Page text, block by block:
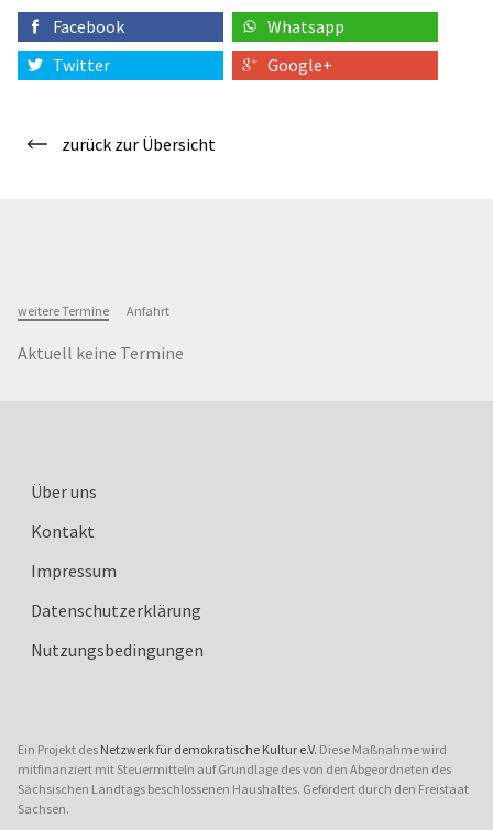
Facebook
Whatsapp
Twitter
Google+
zurück zur Übersicht
weitere Termine Anfahrt
Aktuell keine Termine
Über uns
Kontakt
Impressum
Datenschutzerklärung
Nutzungsbedingungen
Ein Projekt des Netzwerk für demokratische Kultur e.V. Diese Maßnahme wird
mitfinanziert mit Steuermitteln auf Grundlage des von den Abgeordneten des
Sächsischen Landtags beschlossenen Haushaltes. Gefördert durch den Freistaat
Sachsen.